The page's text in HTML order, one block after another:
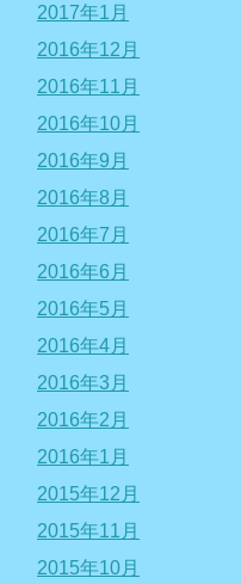
2017年1月
2016年12月
2016年11月
2016年10月
2016年9月
2016年8月
2016年7月
2016年6月
2016年5月
2016年4月
2016年3月
2016年2月
2016年1月
2015年12月
2015年11月
2015年10月